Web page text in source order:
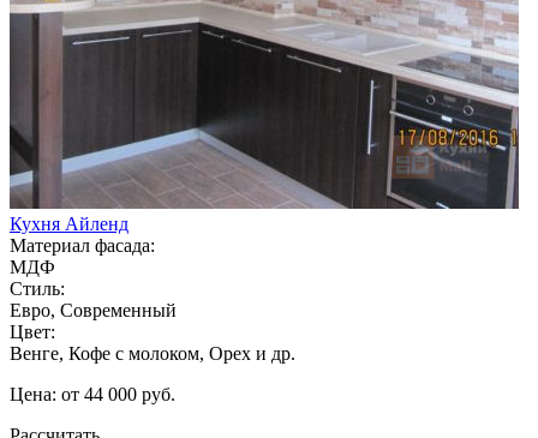
Кухня Айленд
Материал фасада:
МДФ
Стиль:
Евро, Современный
Цвет:
Венге, Кофе с молоком, Орех и др.
Цена: от 44 000 руб.